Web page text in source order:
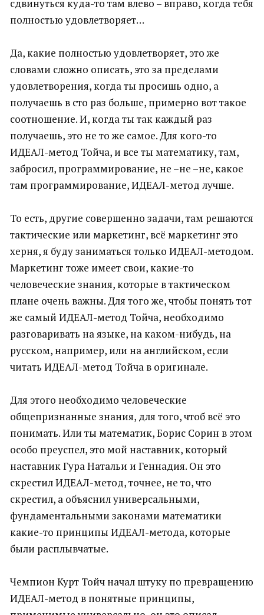
сдвинуться куда-то там влево – вправо, когда тебя
полностью удовлетворяет…
Да, какие полностью удовлетворяет, это же
словами сложно описать, это за пределами
удовлетворения, когда ты просишь одно, а
получаешь в сто раз больше, примерно вот такое
соотношение. И, когда ты так каждый раз
получаешь, это не то же самое. Для кого-то
ИДЕАЛ-метод Тойча, и все ты математику, там,
забросил, программирование, не –не –не, какое
там программирование, ИДЕАЛ-метод лучше.
То есть, другие совершенно задачи, там решаются
тактические или маркетинг, всё маркетинг это
херня, я буду заниматься только ИДЕАЛ-методом.
Маркетинг тоже имеет свои, какие-то
человеческие знания, которые в тактическом
плане очень важны. Для того же, чтобы понять тот
же самый ИДЕАЛ-метод Тойча, необходимо
разговаривать на языке, на каком-нибудь, на
русском, например, или на английском, если
читать ИДЕАЛ-метод Тойча в оригинале.
Для этого необходимо человеческие
общепризнанные знания, для того, чтоб всё это
понимать. Или ты математик, Борис Сорин в этом
особо преуспел, это мой наставник, который
наставник Гура Натальи и Геннадия. Он это
скрестил ИДЕАЛ-метод, точнее, не то, что
скрестил, а объяснил универсальными,
фундаментальными законами математики
какие-то принципы ИДЕАЛ-метода, которые
были расплывчатые.
Чемпион Курт Тойч начал штуку по превращению
ИДЕАЛ-метод в понятные принципы,